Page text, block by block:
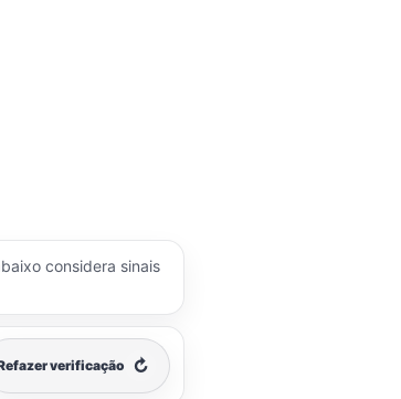
considera sinais
verificação ↻